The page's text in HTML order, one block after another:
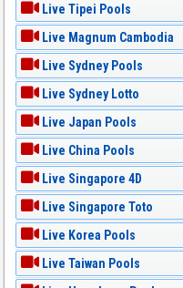
Live Tipei Pools
Live Magnum Cambodia
Live Sydney Pools
Live Sydney Lotto
Live Japan Pools
Live China Pools
Live Singapore 4D
Live Singapore Toto
Live Korea Pools
Live Taiwan Pools